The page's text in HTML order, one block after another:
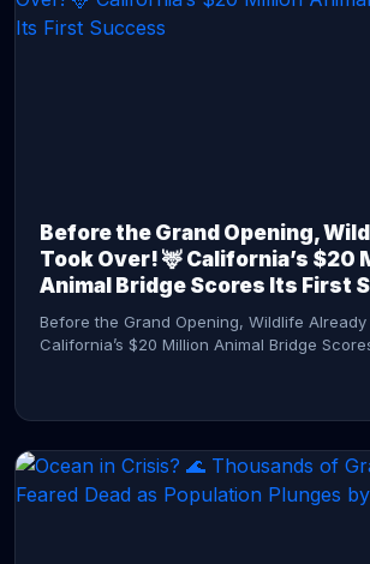
Before the Grand Opening,
Took Over! 🦌 California’s $20
Animal Bridge Scores Its First
Before the Grand Opening, Wildlife Already
California’s $20 Million Animal Bridge